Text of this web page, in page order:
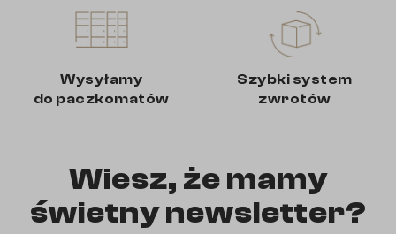
Wysyłamy
do paczkomatów
Szybki system
zwrotów
Wiesz, że mamy
świetny newsletter?